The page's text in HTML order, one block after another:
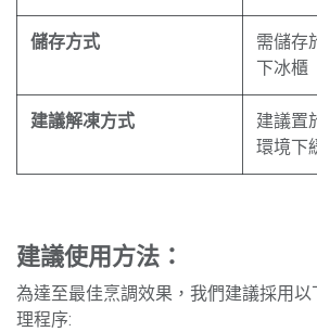
儲存方式
需儲存
下冰櫃
建議解凍方式
建議置
環境下
建議使用方法：
為達至最佳烹調效果，我們建議採用
理程序: